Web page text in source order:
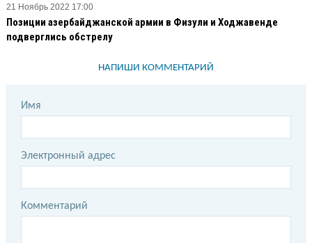
21 Ноябрь 2022 17:00
Позиции азербайджанской армии в Физули и Ходжавенде
подверглись обстрелу
НАПИШИ КОММЕНТАРИЙ
Имя
Электронный адрес
Комментарий